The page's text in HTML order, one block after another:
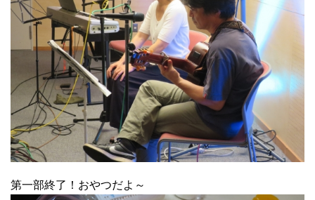
第一部終了！おやつだよ～